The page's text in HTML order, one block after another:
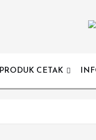
PRODUK CETAK